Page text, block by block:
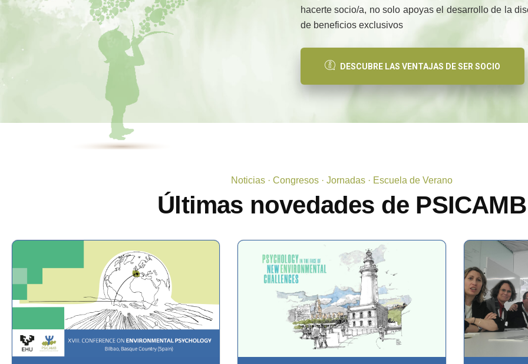
hacerte socio/a, no solo apoyas el desarrollo de la
de beneficios exclusivos
DESCUBRE LAS VENTAJAS DE SER SOCIO
Noticias · Congresos · Jornadas · Escuela de Verano
Últimas novedades de PSICAMB